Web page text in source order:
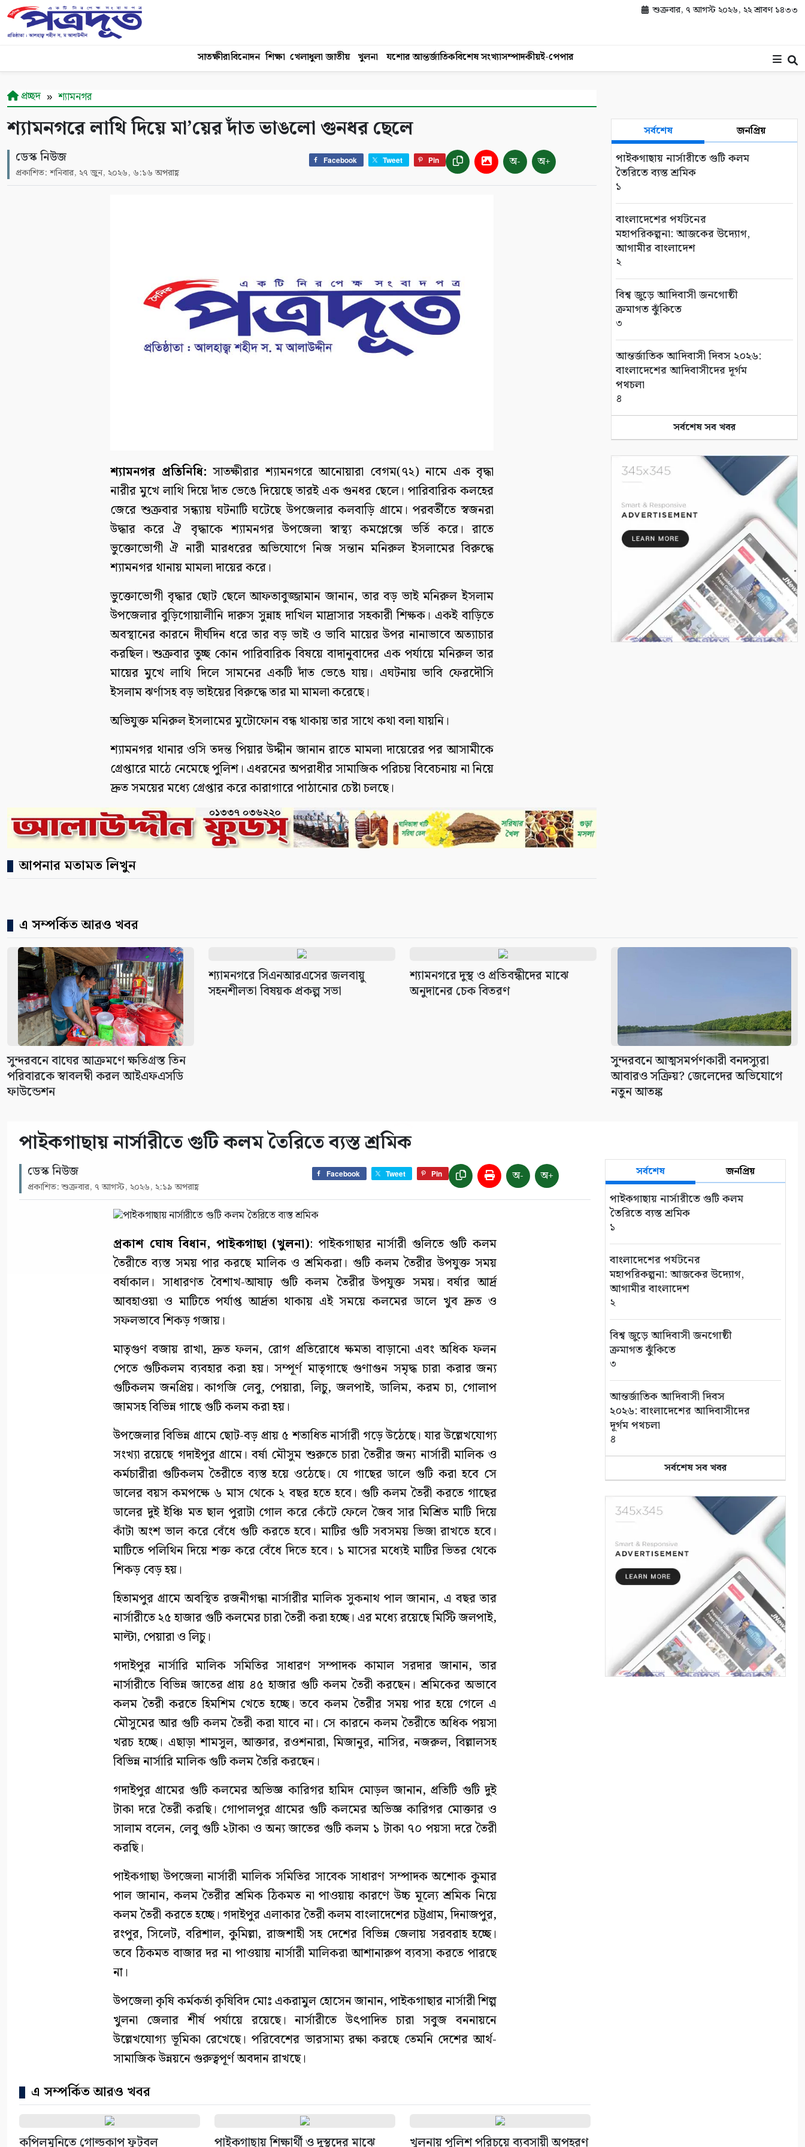
শুক্রবার, ৭ আগস্ট ২০২৬, ২২ শ্রাবণ ১৪৩৩
সাতক্ষীরাবিনোদন শিক্ষা খেলাধুলা জাতীয় খুলনা যশোর আন্তর্জাতিকবিশেষ সংখ্যাসম্পাদকীয়ই-পেপার
প্রচ্ছদ শ্যামনগর
শ্যামনগরে লাথি দিয়ে মা’য়ের দাঁত ভাঙলো গুনধর ছেলে
ডেস্ক নিউজ
প্রকাশিত: শনিবার, ২৭ জুন, ২০২৬, ৬:১৬ অপরাহ্ণ
Facebook Tweet Pin অ- অ+
শ্যামনগর প্রতিনিধি: সাতক্ষীরার শ্যামনগরে আনোয়ারা বেগম(৭২) নামে এক বৃদ্ধা
নারীর মুখে লাথি দিয়ে দাঁত ভেঙে দিয়েছে তারই এক গুনধর ছেলে। পারিবারিক কলহের
জেরে শুক্রবার সন্ধ্যায় ঘটনাটি ঘটেছে উপজেলার কলবাড়ি গ্রামে। পরবর্তীতে স্বজনরা
উদ্ধার করে ঐ বৃদ্ধাকে শ্যামনগর উপজেলা স্বাস্থ্য কমপ্লেক্সে ভর্তি করে। রাতে
ভুক্তোভোগী ঐ নারী মারধরের অভিযোগে নিজ সন্তান মনিরুল ইসলামের বিরুদ্ধে
শ্যামনগর থানায় মামলা দায়ের করে।
ভুক্তোভোগী বৃদ্ধার ছোট ছেলে আফতাবুজ্জামান জানান, তার বড় ভাই মনিরুল ইসলাম
উপজেলার বুড়িগোয়ালীনি দারুস সুন্নাহ দাখিল মাদ্রাসার সহকারী শিক্ষক। একই বাড়িতে
অবস্থানের কারনে দীর্ঘদিন ধরে তার বড় ভাই ও ভাবি মায়ের উপর নানাভাবে অত্যাচার
করছিল। শুক্রবার তুচ্ছ কোন পারিবারিক বিষয়ে বাদানুবাদের এক পর্যায়ে মনিরুল তার
মায়ের মুখে লাথি দিলে সামনের একটি দাঁত ভেঙে যায়। এঘটনায় ভাবি ফেরদৌসি
ইসলাম ঝর্ণাসহ বড় ভাইয়ের বিরুদ্ধে তার মা মামলা করেছে।
অভিযুক্ত মনিরুল ইসলামের মুটোফোন বন্ধ থাকায় তার সাথে কথা বলা যায়নি।
শ্যামনগর থানার ওসি তদন্ত পিয়ার উদ্দীন জানান রাতে মামলা দায়েরের পর আসামীকে
গ্রেপ্তারে মাঠে নেমেছে পুলিশ। এধরনের অপরাধীর সামাজিক পরিচয় বিবেচনায় না নিয়ে
দ্রুত সময়ের মধ্যে গ্রেপ্তার করে কারাগারে পাঠানোর চেষ্টা চলছে।
আপনার মতামত লিখুন
সর্বশেষ জনপ্রিয়
পাইকগাছায় নার্সারীতে গুটি কলম
তৈরিতে ব্যস্ত শ্রমিক
১
বাংলাদেশের পর্যটনের
মহাপরিকল্পনা: আজকের উদ্যোগ,
আগামীর বাংলাদেশ
২
বিশ্ব জুড়ে আদিবাসী জনগোষ্ঠী
ক্রমাগত ঝুঁকিতে
৩
আন্তর্জাতিক আদিবাসী দিবস ২০২৬:
বাংলাদেশের আদিবাসীদের দূর্গম
পথচলা
৪
সুন্দরবনে বাঘের আক্রমণে ক্ষতিগ্রস্ত
আইএফএসডি ফাউন্ডেশন
বেনাপোল পোর্ট থানা এলাকা থেকে
পরিত্যক্ত অবস্থায় ২টি ককটেল সদৃশ
বোমা উদ্ধার
কলারোয়ায় ২০ বোতল এসকাফসহ
গ্রেপ্তার ১
নগরঘাটায় উন্নয়ন পরিকল্পনা নিয়ে
সর্বশেষ সব খবর
এ সম্পর্কিত আরও খবর
সুন্দরবনে বাঘের আক্রমণে ক্ষতিগ্রস্ত তিন
পরিবারকে স্বাবলম্বী করল আইএফএসডি
ফাউন্ডেশন
শ্যামনগরে সিএনআরএসের জলবায়ু
সহনশীলতা বিষয়ক প্রকল্প সভা
শ্যামনগরে দুস্থ ও প্রতিবন্ধীদের মাঝে
অনুদানের চেক বিতরণ
সুন্দরবনে আত্মসমর্পণকারী বনদস্যুরা
আবারও সক্রিয়? জেলেদের অভিযোগে
নতুন আতঙ্ক
পাইকগাছায় নার্সারীতে গুটি কলম তৈরিতে ব্যস্ত শ্রমিক
ডেস্ক নিউজ
প্রকাশিত: শুক্রবার, ৭ আগস্ট, ২০২৬, ২:১৯ অপরাহ্ণ
Facebook Tweet Pin অ- অ+
প্রকাশ ঘোষ বিধান, পাইকগাছা (খুলনা): পাইকগাছার নার্সারী গুলিতে গুটি কলম
তৈরীতে ব্যস্ত সময় পার করছে মালিক ও শ্রমিকরা। গুটি কলম তৈরীর উপযুক্ত সময়
বর্ষাকাল। সাধারণত বৈশাখ-আষাঢ় গুটি কলম তৈরীর উপযুক্ত সময়। বর্ষার আর্দ্র
আবহাওয়া ও মাটিতে পর্যাপ্ত আর্দ্রতা থাকায় এই সময়ে কলমের ডালে খুব দ্রুত ও
সফলভাবে শিকড় গজায়।
মাতৃগুণ বজায় রাখা, দ্রুত ফলন, রোগ প্রতিরোধে ক্ষমতা বাড়ানো এবং অধিক ফলন
পেতে গুটিকলম ব্যবহার করা হয়। সম্পূর্ণ মাতৃগাছে গুণাগুন সমৃদ্ধ চারা করার জন্য
গুটিকলম জনপ্রিয়। কাগজি লেবু, পেয়ারা, লিচু, জলপাই, ডালিম, করম চা, গোলাপ
জামসহ বিভিন্ন গাছে গুটি কলম করা হয়।
উপজেলার বিভিন্ন গ্রামে ছোট-বড় প্রায় ৫ শতাধিত নার্সারী গড়ে উঠেছে। যার উল্লেখযোগ্য
সংখ্যা রয়েছে গদাইপুর গ্রামে। বর্ষা মৌসুম শুরুতে চারা তৈরীর জন্য নার্সারী মালিক ও
কর্মচারীরা গুটিকলম তৈরীতে ব্যস্ত হয়ে ওঠেছে। যে গাছের ডালে গুটি করা হবে সে
ডালের বয়স কমপক্ষে ৬ মাস থেকে ২ বছর হতে হবে। গুটি কলম তৈরী করতে গাছের
ডালের দুই ইঞ্চি মত ছাল পুরাটা গোল করে কেঁটে ফেলে জৈব সার মিশ্রিত মাটি দিয়ে
কাঁটা অংশ ভাল করে বেঁধে গুটি করতে হবে। মাটির গুটি সবসময় ভিজা রাখতে হবে।
মাটিতে পলিথিন দিয়ে শক্ত করে বেঁধে দিতে হবে। ১ মাসের মধ্যেই মাটির ভিতর থেকে
শিকড় বেড় হয়।
হিতামপুর গ্রামে অবস্থিত রজনীগন্ধা নার্সারীর মালিক সুকনাথ পাল জানান, এ বছর তার
নার্সারীতে ২৫ হাজার গুটি কলমের চারা তৈরী করা হচ্ছে। এর মধ্যে রয়েছে মিস্টি জলপাই,
মাল্টা, পেয়ারা ও লিচু।
গদাইপুর নার্সারি মালিক সমিতির সাধারণ সম্পাদক কামাল সরদার জানান, তার
নার্সারীতে বিভিন্ন জাতের প্রায় ৪৫ হাজার গুটি কলম তৈরী করছেন। শ্রমিকের অভাবে
কলম তৈরী করতে হিমশিম খেতে হচ্ছে। তবে কলম তৈরীর সময় পার হয়ে গেলে এ
মৌসুমের আর গুটি কলম তৈরী করা যাবে না। সে কারনে কলম তৈরীতে অধিক পয়সা
খরচ হচ্ছে। এছাড়া শামসুল, আক্তার, রওশনারা, মিজানুর, নাসির, নজরুল, বিল্লালসহ
বিভিন্ন নার্সারি মালিক গুটি কলম তৈরি করছেন।
গদাইপুর গ্রামের গুটি কলমের অভিজ্ঞ কারিগর হামিদ মোড়ল জানান, প্রতিটি গুটি দুই
টাকা দরে তৈরী করছি। গোপালপুর গ্রামের গুটি কলমের অভিজ্ঞ কারিগর মোক্তার ও
সালাম বলেন, লেবু গুটি ২টাকা ও অন্য জাতের গুটি কলম ১ টাকা ৭০ পয়সা দরে তৈরী
করছি।
পাইকগাছা উপজেলা নার্সারী মালিক সমিতির সাবেক সাধারণ সম্পাদক অশোক কুমার
পাল জানান, কলম তৈরীর শ্রমিক ঠিকমত না পাওয়ায় কারণে উচ্চ মূল্যে শ্রমিক নিয়ে
কলম তৈরী করতে হচ্ছে। গদাইপুর এলাকার তৈরী কলম বাংলাদেশের চট্টগ্রাম, দিনাজপুর,
রংপুর, সিলেট, বরিশাল, কুমিল্লা, রাজশাহী সহ দেশের বিভিন্ন জেলায় সরবরাহ হচ্ছে।
তবে ঠিকমত বাজার দর না পাওয়ায় নার্সারী মালিকরা আশানারুপ ব্যবসা করতে পারছে
না।
উপজেলা কৃষি কর্মকর্তা কৃষিবিদ মোঃ একরামুল হোসেন জানান, পাইকগাছার নার্সারী শিল্প
খুলনা জেলার শীর্ষ পর্যায়ে রয়েছে। নার্সারীতে উৎপাদিত চারা সবুজ বননায়নে
উল্লেখযোগ্য ভূমিকা রেখেছে। পরিবেশের ভারসাম্য রক্ষা করছে তেমনি দেশের আর্থ-
সামাজিক উন্নয়নে গুরুত্বপূর্ণ অবদান রাখছে।
এ সম্পর্কিত আরও খবর
কপিলমুনিতে গোল্ডকাপ ফুটবল পাইকগাছায় শিক্ষার্থী ও দুস্থদের মাঝে খুলনায় পুলিশ পরিচয়ে ব্যবসায়ী অপহরণ
সর্বশেষ জনপ্রিয়
পাইকগাছায় নার্সারীতে গুটি কলম
তৈরিতে ব্যস্ত শ্রমিক
১
বাংলাদেশের পর্যটনের
মহাপরিকল্পনা: আজকের উদ্যোগ,
আগামীর বাংলাদেশ
২
বিশ্ব জুড়ে আদিবাসী জনগোষ্ঠী
ক্রমাগত ঝুঁকিতে
৩
আন্তর্জাতিক আদিবাসী দিবস
২০২৬: বাংলাদেশের আদিবাসীদের
দূর্গম পথচলা
৪
সুন্দরবনে বাঘের আক্রমণে
ক্ষতিগ্রস্ত তিন পরিবারকে স্বাবলম্বী
করল আইএফএসডি ফাউন্ডেশন
৫
বেনাপোল পোর্ট থানা এলাকা
থেকে পরিত্যক্ত অবস্থায় ২টি
ককটেল সদৃশ বোমা উদ্ধার
কলারোয়ায় ২০ বোতল এসকাফসহ
গ্রেপ্তার ১
সর্বশেষ সব খবর